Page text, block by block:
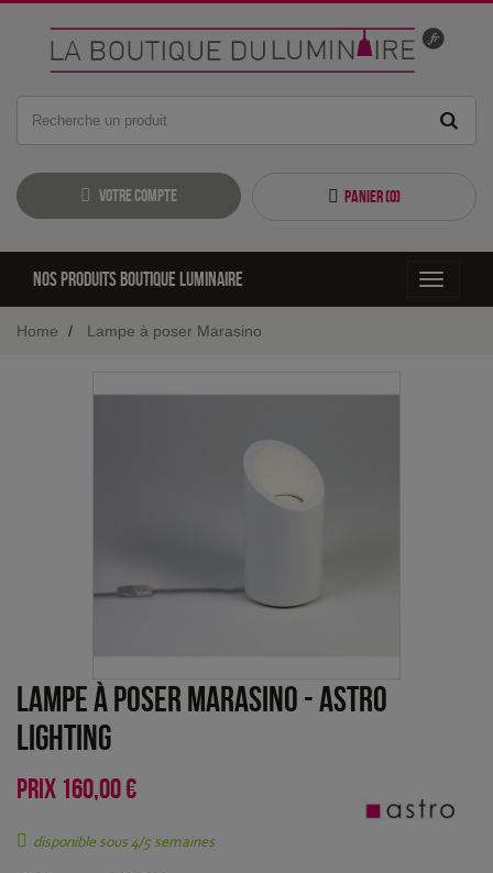
Votre compte Panier (0)
Toggle
Nos produits boutique luminaire
Home Lampe à poser Marasino
Lampe à poser Marasino -Astro
Lighting
PRIX 160,00 €
disponible sous 4/5 semaines